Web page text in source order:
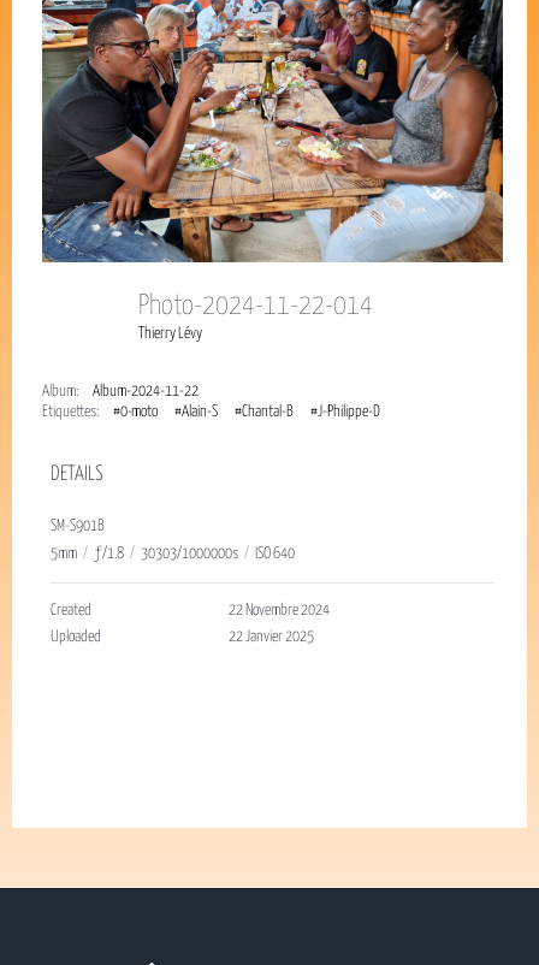
Photo-2024-11-22-014
Thierry Lévy
Album:
Album-2024-11-22
Étiquettes:
#0-moto #Alain-S #Chantal-B #J-Philippe-D
DETAILS
SM-S901B
5mm / ƒ/1.8 / 30303/1000000s / ISO 640
Created
22 Novembre 2024
Uploaded
22 Janvier 2025